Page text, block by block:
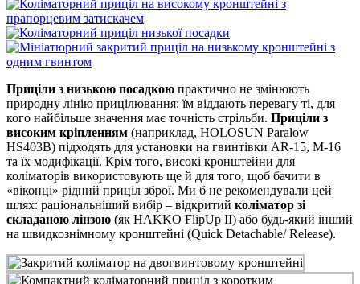
Приціли з низькою посадкою практично не змінюють
природну лінію прицілювання: їм віддають перевагу ті, для
кого найбільше значення має точність стрільби. Приціли з
високим кріпленням (наприклад, HOLOSUN Paralow
HS403B) підходять для установки на гвинтівки AR-15, M-16
та їх модифікації. Крім того, високі кронштейни для
коліматорів використовують ще й для того, щоб бачити в
«віконці» рідний приціл зброї. Ми б не рекомендували цей
шлях: раціональніший вибір – відкритий коліматор зі
складаною лінзою (як HAKKO FlipUp II) або будь-який інший
на швидкознімному кронштейні (Quick Detachable/ Release).